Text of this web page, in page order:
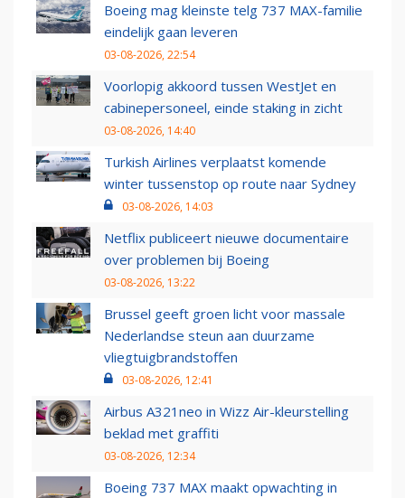
Boeing mag kleinste telg 737 MAX-familie
eindelijk gaan leveren
03-08-2026, 22:54
Voorlopig akkoord tussen WestJet en
cabinepersoneel, einde staking in zicht
03-08-2026, 14:40
Turkish Airlines verplaatst komende
winter tussenstop op route naar Sydney
03-08-2026, 14:03
Netflix publiceert nieuwe documentaire
over problemen bij Boeing
03-08-2026, 13:22
Brussel geeft groen licht voor massale
Nederlandse steun aan duurzame
vliegtuigbrandstoffen
03-08-2026, 12:41
Airbus A321neo in Wizz Air-kleurstelling
beklad met graffiti
03-08-2026, 12:34
Boeing 737 MAX maakt opwachting in